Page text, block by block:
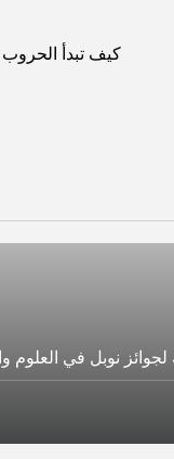
كيف تبدأ الحروب
لجوائز نوبل في العلوم